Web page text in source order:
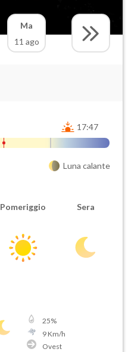
Ma
11 ago
17:47
Luna calante
Pomeriggio Sera
25%
9Km/h
Ovest